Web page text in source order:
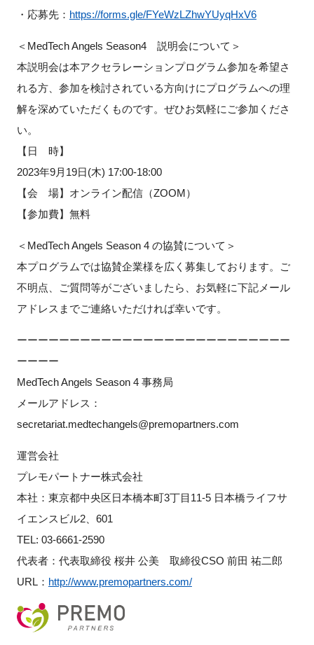
・応募先： https://forms.gle/FYeWzLZhwYUyqHxV6
＜MedTech Angels Season4 説明会について＞
本説明会は本アクセラレーションプログラム参加を希望さ
れる方、参加を検討されている方向けにプログラムへの理
解を深めていただくものです。ぜひお気軽にご参加くださ
い。
【日 時】
2023年9月19日(木) 17:00-18:00
【会 場】オンライン配信（ZOOM）
【参加費】無料
＜MedTech Angels Season 4 の協賛について＞
本プログラムでは協賛企業様を広く募集しております。ご
不明点、ご質問等がございましたら、お気軽に下記メール
アドレスまでご連絡いただければ幸いです。
ーーーーーーーーーーーーーーーーーーーーーーーーーー
ーーーー
MedTech Angels Season 4 事務局
メールアドレス：
secretariat.medtechangels@premopartners.com
運営会社
プレモパートナー株式会社
本社：東京都中央区日本橋本町3丁目11-5 日本橋ライフサ
イエンスビル2、601
TEL: 03-6661-2590
代表者：代表取締役 桜井 公美 取締役CSO 前田 祐二郎
URL： http://www.premopartners.com/